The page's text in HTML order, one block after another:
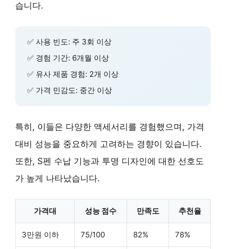
습니다.
✅ 사용 빈도: 주 3회 이상
✅ 경험 기간: 6개월 이상
✅ 유사 제품 경험: 2개 이상
✅ 가격 민감도: 중간 이상
특히, 이들은 다양한 액세서리를 경험했으며, 가격
대비 성능을 중요하게 고려하는 경향이 있습니다.
또한, S펜 수납 기능과 투명 디자인에 대한 선호도
가 높게 나타났습니다.
가격대 성능 점수 만족도 추천율
3만원 이하 75/100 82% 78%